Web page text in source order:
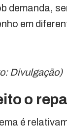
demanda,
em
Divulgação)
o
é